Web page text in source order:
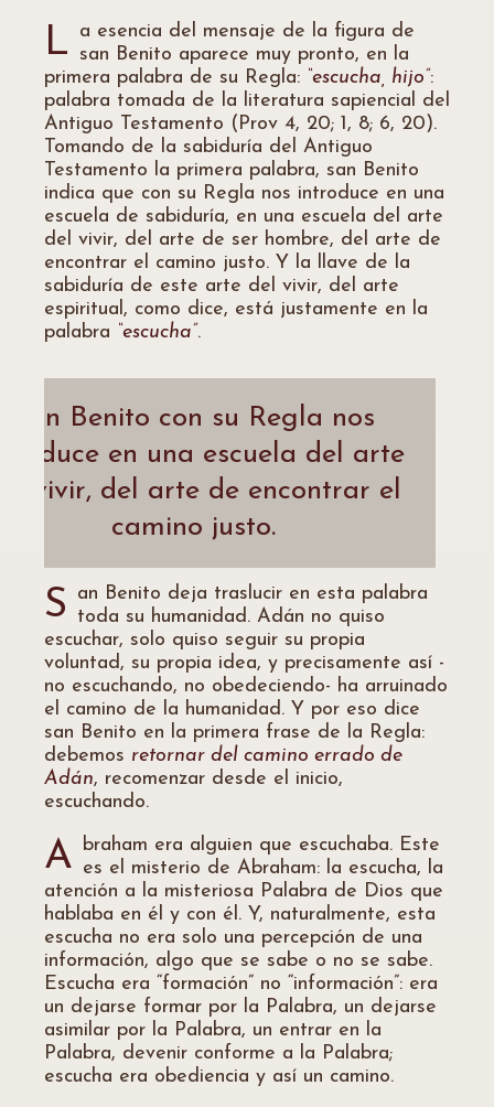
L
a esencia del mensaje de la figura de
san Benito aparece muy pronto, en la
primera palabra de su Regla: “escucha, hijo”:
palabra tomada de la literatura sapiencial del
Antiguo Testamento (Prov 4, 20; 1, 8; 6, 20).
Tomando de la sabiduría del Antiguo
Testamento la primera palabra, san Benito
indica que con su Regla nos introduce en una
escuela de sabiduría, en una escuela del arte
del vivir, del arte de ser hombre, del arte de
encontrar el camino justo. Y la llave de la
sabiduría de este arte del vivir, del arte
espiritual, como dice, está justamente en la
palabra “escucha”.
San Benito con su Regla nos
en una escuela del arte
vivir, del arte de encontrar el
camino justo.
S
an Benito deja traslucir en esta palabra
toda su humanidad. Adán no quiso
escuchar, solo quiso seguir su propia
voluntad, su propia idea, y precisamente así -
no escuchando, no obedeciendo- ha arruinado
el camino de la humanidad. Y por eso dice
san Benito en la primera frase de la Regla:
debemos retornar del camino errado de
Adán, recomenzar desde el inicio,
escuchando.
A
braham era alguien que escuchaba. Este
es el misterio de Abraham: la escucha, la
atención a la misteriosa Palabra de Dios que
hablaba en él y con él. Y, naturalmente, esta
escucha no era solo una percepción de una
información, algo que se sabe o no se sabe.
Escucha era “formación” no “información”: era
un dejarse formar por la Palabra, un dejarse
asimilar por la Palabra, un entrar en la
Palabra, devenir conforme a la Palabra;
escucha era obediencia y así un camino.